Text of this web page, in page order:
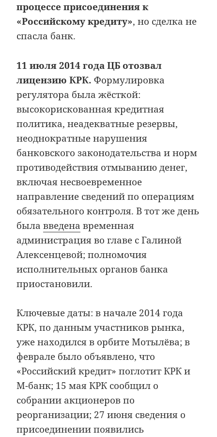
процессе присоединения к
«Российскому кредиту», но сделка не
спасла банк.
11 июля 2014 года ЦБ отозвал
лицензию КРК. Формулировка
регулятора была жёсткой:
высокорискованная кредитная
политика, неадекватные резервы,
неоднократные нарушения
банковского законодательства и норм
противодействия отмыванию денег,
включая несвоевременное
направление сведений по операциям
обязательного контроля. В тот же день
былавведена временная
администрация во главе с Галиной
Алексенцевой; полномочия
исполнительных органов банка
приостановили.
Ключевые даты: в начале 2014 года
КРК, по данным участников рынка,
уже находился в орбите Мотылёва; в
феврале было объявлено, что
«Российский кредит» поглотит КРК и
М-банк; 15 мая КРК сообщил о
собрании акционеров по
реорганизации; 27 июня сведения о
присоединении появились